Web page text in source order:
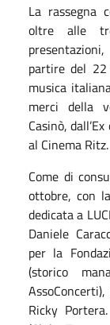
La rassegna
oltre alle
partire del
musica
merci della
Casinò,
al Cinema Ritz.
Come di
ottobre, con
dedicata a
Daniele
per la
(storico
Ricky